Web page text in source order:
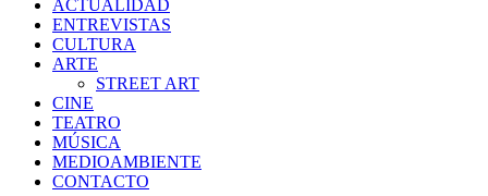
ACTUALIDAD
ENTREVISTAS
CULTURA
ARTE
STREET ART
CINE
TEATRO
MÚSICA
MEDIOAMBIENTE
CONTACTO